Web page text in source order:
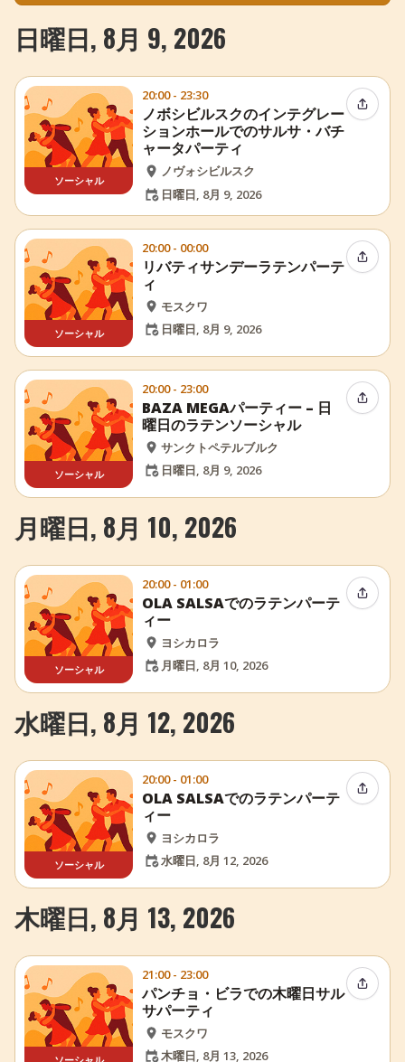
日曜日, 8月 9, 2026
ソーシャル
20:00 - 23:30
ノボシビルスクのインテグレー
ションホールでのサルサ・バチ
ャータパーティ
ノヴォシビルスク
日曜日, 8月 9, 2026
イベン
ソーシャル
20:00 - 00:00
リバティサンデーラテンパーテ
ィ
モスクワ
日曜日, 8月 9, 2026
イベン
ソーシャル
20:00 - 23:00
BAZA MEGAパーティー – 日
曜日のラテンソーシャル
サンクトペテルブルク
日曜日, 8月 9, 2026
イベン
月曜日, 8月 10, 2026
ソーシャル
20:00 - 01:00
OLA SALSAでのラテンパーテ
ィー
ヨシカロラ
月曜日, 8月 10, 2026
イベン
水曜日, 8月 12, 2026
ソーシャル
20:00 - 01:00
OLA SALSAでのラテンパーテ
ィー
ヨシカロラ
水曜日, 8月 12, 2026
イベン
木曜日, 8月 13, 2026
21:00 - 23:00
パンチョ・ビラでの木曜日サル
サパーティ
モスクワ
木曜日, 8月 13, 2026
イベン